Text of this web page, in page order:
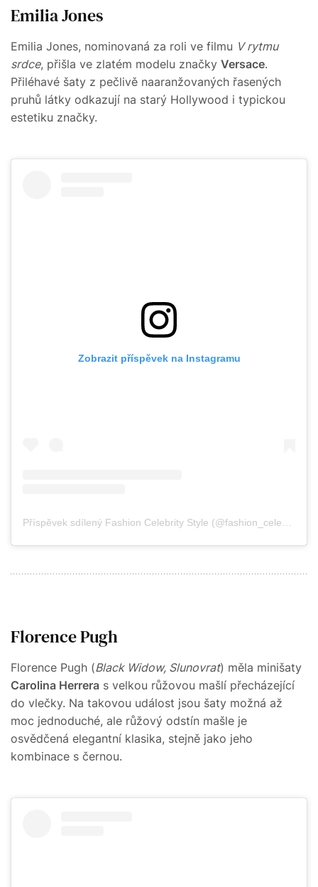
Emilia Jones
Emilia Jones, nominovaná za roli ve filmu V rytmu
srdce, přišla ve zlatém modelu značky Versace.
Přiléhavé šaty z pečlivě naaranžovaných řasených
pruhů látky odkazují na starý Hollywood i typickou
estetiku značky.
Zobrazit příspěvek na Instagramu
Florence Pugh
Florence Pugh (Black Widow, Slunovrat) měla minišaty
Carolina Herrera s velkou růžovou mašlí přecházející
do vlečky. Na takovou událost jsou šaty možná až
moc jednoduché, ale růžový odstín mašle je
osvědčená elegantní klasika, stejně jako jeho
kombinace s černou.